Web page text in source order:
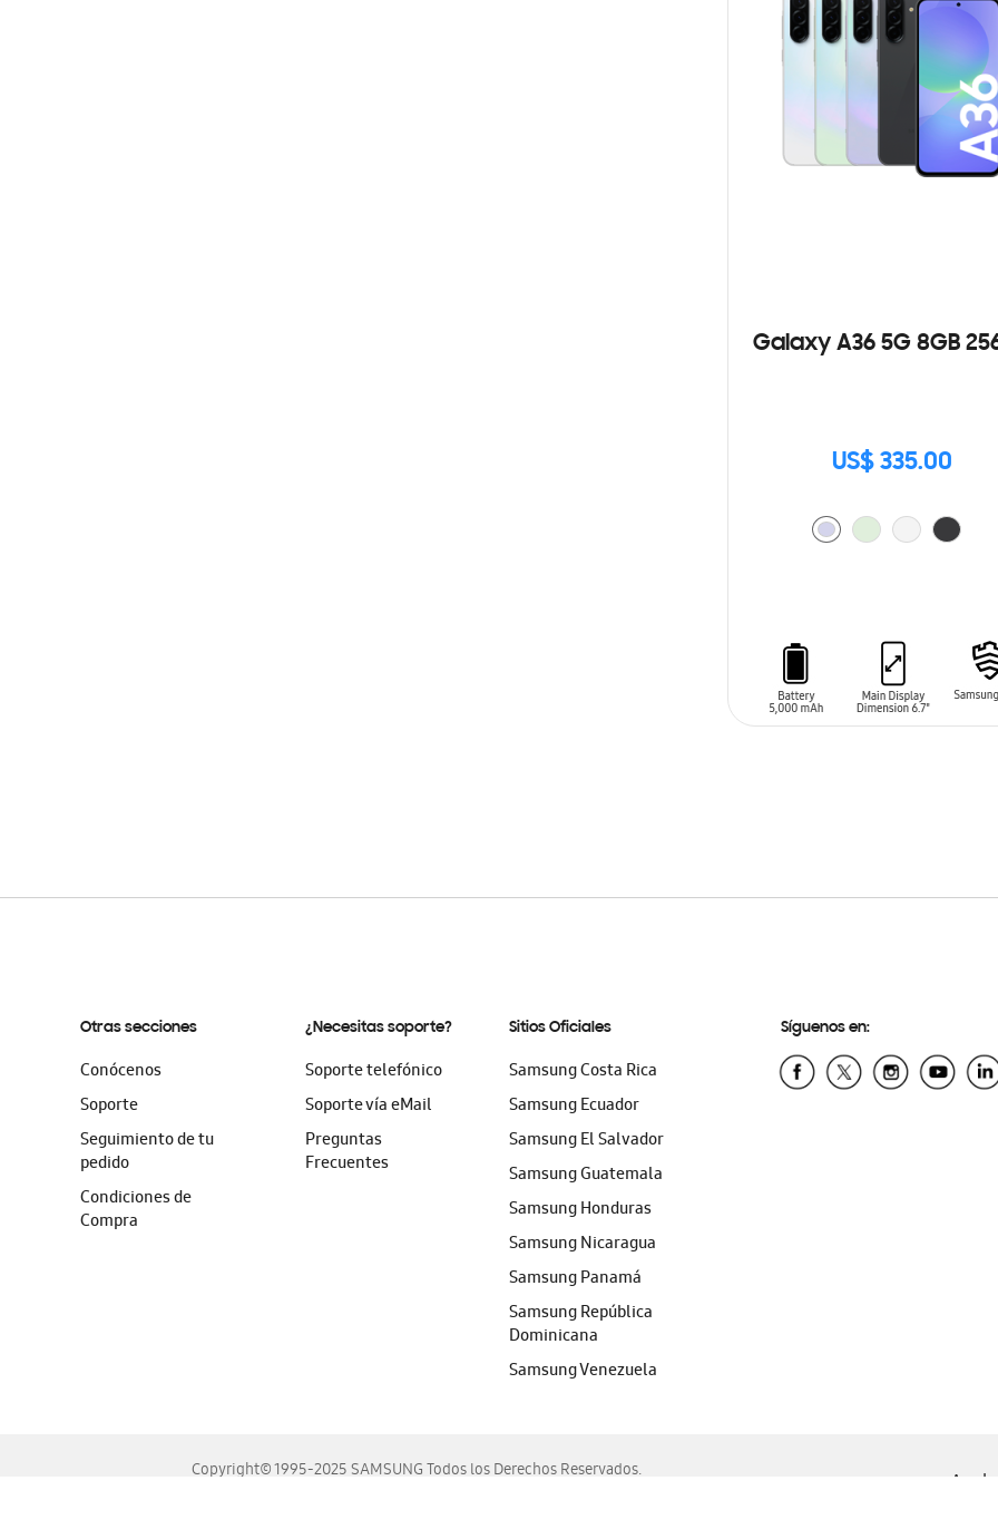
Galaxy A36 5G 8GB
US$ 335.00
Otras secciones
Conócenos
Soporte
Seguimiento de tu
pedido
Condiciones de
Compra
¿Necesitas soporte?
Soporte telefónico
Soporte vía eMail
Preguntas
Frecuentes
Sitios Oficiales
Samsung Costa Rica
Samsung Ecuador
Samsung El Salvador
Samsung Guatemala
Samsung Honduras
Samsung Nicaragua
Samsung Panamá
Samsung República
Dominicana
Samsung Venezuela
Síguenos en:
Copyright© 1995-2025 SAMSUNG Todos los Derechos Reservados.